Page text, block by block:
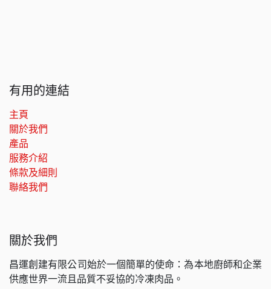
有用的連結
主頁
關於我們
產品
服務介紹
條款及細則
聯絡我們
關於我們
昌運創建有限公司始於一個簡單的使命：為本地廚師和企業
供應世界一流且品質不妥協的冷凍肉品。